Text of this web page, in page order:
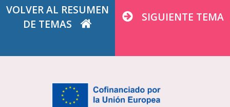
VOLVER AL RESUMEN
DE TEMAS
SIGUIENTE TEMA